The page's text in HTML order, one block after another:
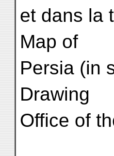
et dans la
Map of
Persia (in
Drawing
Office of